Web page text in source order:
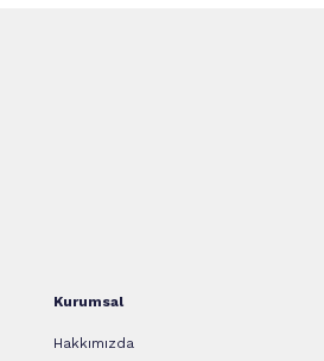
Kurumsal
Hakkımızda